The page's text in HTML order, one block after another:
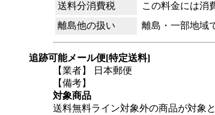
送料分消費税
この料金には消
離島他の扱い
離島・一部地域
追跡可能メール便[特定送料]
【業者】 日本郵便
【備考】
対象商品
送料無料ライン対象外の商品が対象と